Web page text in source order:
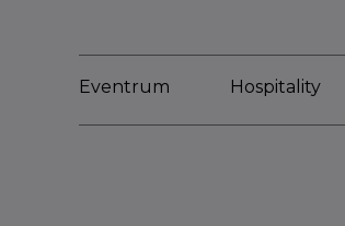
Eventrum Hospitality